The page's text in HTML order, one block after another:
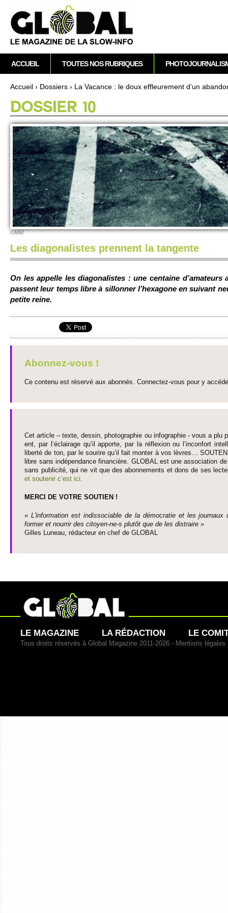
Vous êtes ici
Accueil › Dossi­ers › La Vacance : le doux effleure­ment d’un
DOSSIER 10
©MM
Les diagonalistes prennent la tangente
On les appe­lle les diagonalistes : une centaine d’amate­urs
passent leur temps libre à si­llonner l’hexagone en suivant
pe­tite reine.
Abonnez-vous !
Ce contenu est réservé aux abonnés. Connectez-vous pour y
Cet article – texte, dessin, photographie ou infographie - vous a plu
ent, par l’éclairage qu’il appo­rte, par la réflexion ou l’inconfort
liberté de ton, par le so­urire qu’il fait monter à vos lèvres…
libre sans indépendance financière. GLOBAL est une asso­ci­ation
sans publi­cité, qui ne vit que des abonne­ments et dons de ses
et so­utenir c’est ici.
MERCI DE VOTRE SO­UTIEN !
« L'information est indisso­ci­able de la démo­cratie et les journaux
former et nourrir des ci­to­yen-ne-s plutôt que de les dis­traire »
Gi­lles Luneau, rédacteur en chef de GLOBAL
M
e
n
p
r
i
n
c
i
p
a
l
ACCUEIL TOUTES NOS RUBRIQUES
LE MAGAZINE LA RÉDACTION LE
Tous droits réservés à Global Magazine 2011-2026 - Mentions légales